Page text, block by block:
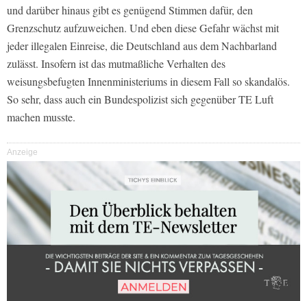
und darüber hinaus gibt es genügend Stimmen dafür, den
Grenzschutz aufzuweichen. Und eben diese Gefahr wächst mit
jeder illegalen Einreise, die Deutschland aus dem Nachbarland
zulässt. Insofern ist das mutmaßliche Verhalten des
weisungsbefugten Innenministeriums in diesem Fall so skandalös.
So sehr, dass auch ein Bundespolizist sich gegenüber TE Luft
machen musste.
Anzeige